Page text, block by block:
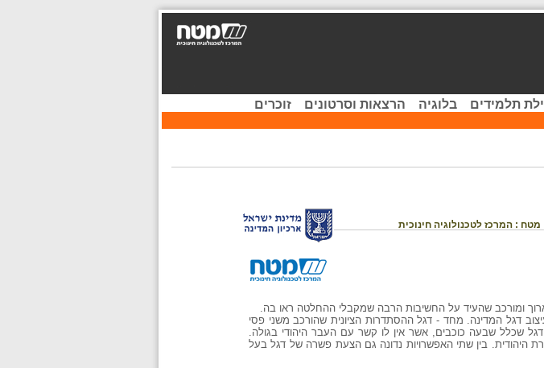
תלמידים בלוגיה הרצאות וסרטונים זוכרים
מטח : המרכז לטכנולוגיה חינוכית
דגל המדינה. מחד - דגל ההסתדרות הציונית שהורכב משני פסי
שכלל שבעה כוכבים, אשר אין לו קשר עם העבר היהודי בגולה.
היהודית. בין שתי האפשרויות נדונה גם הצעת פשרה של דגל בעל